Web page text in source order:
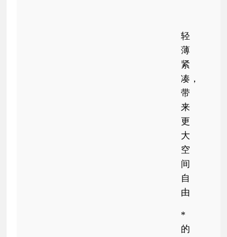
轻
薄
紧
凑，
带
来
更
大
空
间
自
由
*
的